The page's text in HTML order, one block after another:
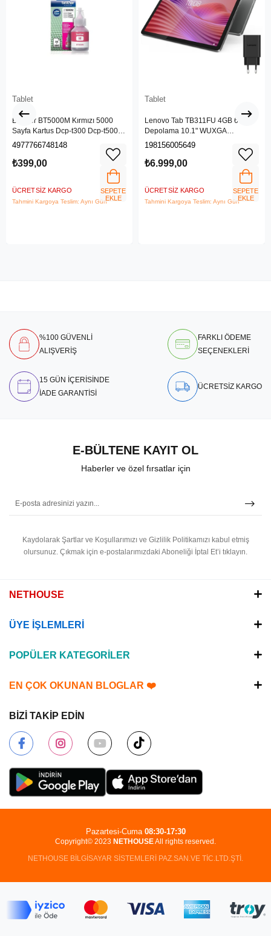
Tablet
Brother BT5000M Kırmızı 5000
Sayfa Kartus Dcp-t300 Dcp-t500w
Dcp-t700w Mfc-t800w
4977766748148
₺399,00
ÜCRETSIZ KARGO
Tahmini Kargoya Teslim: Aynı Gün
SEPETE
EKLE
Tablet
Lenovo Tab TB311FU 4GB 64GB
Depolama 10.1" WUXGA
(1920x1200) IPS IP52 Android
198156005649
₺6.999,00
ÜCRETSIZ KARGO
Tahmini Kargoya Teslim: Aynı Gün
SEPETE
EKLE
%100 GÜVENLİ
ALIŞVERİŞ
FARKLI ÖDEME
SEÇENEKLERİ
15 GÜN İÇERİSİNDE
İADE GARANTİSİ
ÜCRETSİZ KARGO
E-BÜLTENE KAYIT OL
Haberler ve özel fırsatlar için
Kaydolarak Şartlar ve Koşullarımızı ve Gizlilik Politikamızı kabul etmiş
olursunuz. Çıkmak için e-postalarımızdaki Aboneliği İptal Et’i tıklayın.
NETHOUSE
ÜYE İŞLEMLERİ
POPÜLER KATEGORİLER
EN ÇOK OKUNAN BLOGLAR ❤️
BİZİ TAKİP EDİN
Copyright© 2023 NETHOUSEAll rights reserved.
NETHOUSE BİLGİSAYAR SİSTEMLERİ PAZ.SAN.VE TİC.LTD.ŞTİ.
Pazartesi-Cuma 08:30-17:30